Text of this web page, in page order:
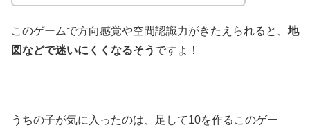
このゲームで方向感覚や空間認識力がきたえられると、 地
図などで迷いにくくなるそう ですよ！
うちの子が気に入ったのは、足して10を作るこのゲー